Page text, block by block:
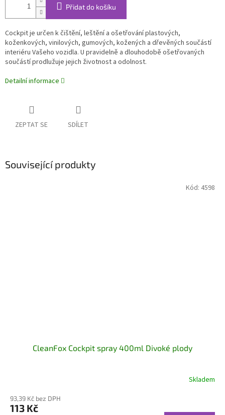
Přidat do košíku
Cockpit je určen k čištění, leštění a ošetřování plastových,
koženkových, vinilových, gumových, kožených a dřevěných součástí
interiéru Vašeho vozidla. U pravidelně a dlouhodobě ošetřovaných
součástí prodlužuje jejich životnost a odolnost.
Detailní informace
ZEPTAT SE SDÍLET
Související produkty
CleanFox Cockpit spray 400ml Divoké plody
Skladem
93,39 Kč bez DPH
113 Kč
Kód: 4598